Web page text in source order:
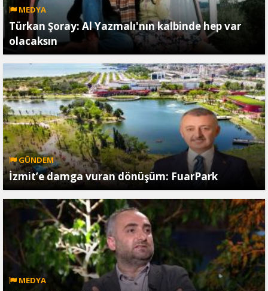
MEDYA
Türkan Şoray: Al Yazmalı'nın kalbinde hep var
olacaksın
GÜNDEM
İzmit’e damga vuran dönüşüm: FuarPark
MEDYA